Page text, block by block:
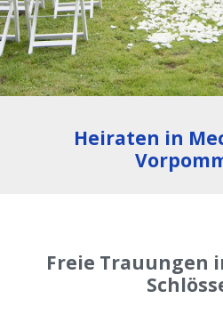
Heiraten in
Freie Trauungen